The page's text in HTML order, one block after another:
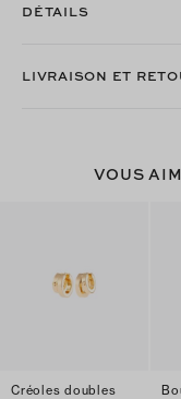
DÉTAILS
LIVRAISON ET
VOUS
Créoles doubles